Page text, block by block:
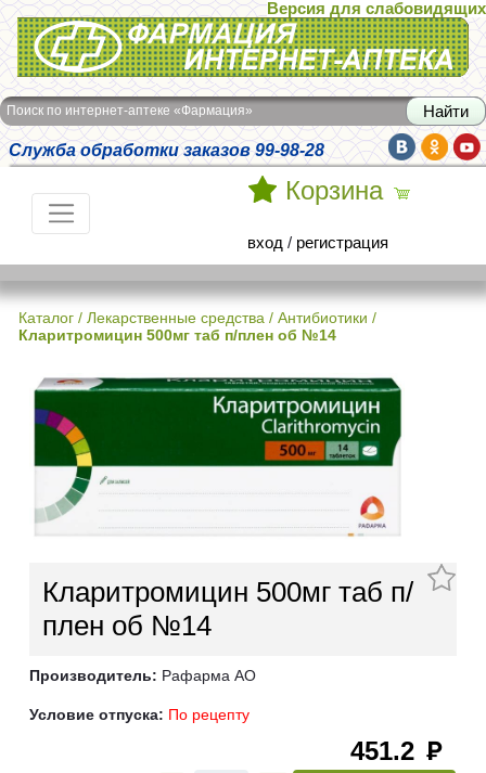
Интернет-аптека Фармация
Версия для слабовидящих
Поиск по интернет-аптеке «Фармация»
Служба обработки заказов 99-98-28
Корзина
вход / регистрация
Каталог / Лекарственные средства / Антибиотики /
Кларитромицин 500мг таб п/плен об №14
Кларитромицин 500мг таб п/
плен об №14
Производитель: Рафарма АО
Условие отпуска: По рецепту
451.2 руб